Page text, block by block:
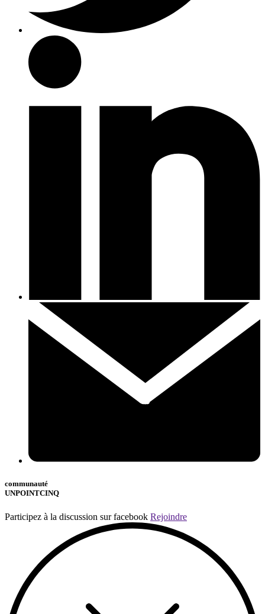
communauté
UNPOINTCINQ
Participez à la discussion sur facebook Rejoindre